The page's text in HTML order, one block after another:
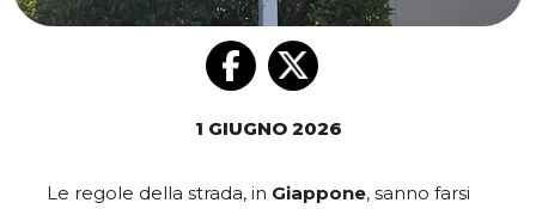
1 GIUGNO 2026
Le regole della strada, in Giappone, sanno farsi